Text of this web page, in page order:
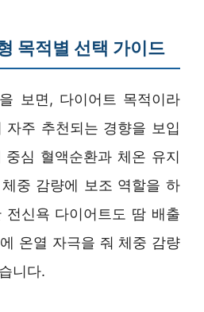
목적별 선택 가이드
보면, 다이어트 목적이라
자주 추천되는 경향을 보입
중심 혈액순환과 체온 유지
중 감량에 보조 역할을 하
전신욕 다이어트도 땀 배출
온열 자극을 줘 체중 감량
니다.